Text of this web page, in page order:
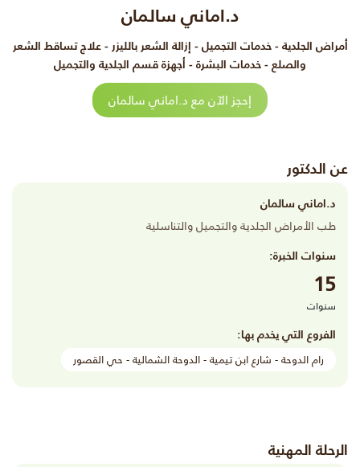
د.اماني سالمان
أمراض الجلدية - خدمات التجميل - إزالة الشعر بالليزر - علاج تساقط الشعر
والصلع - خدمات البشرة - أجهزة قسم الجلدية والتجميل
إحجز الآن مع د.اماني سالمان
عن الدكتور
د.اماني سالمان
طب الأمراض الجلدية والتجميل والتناسلية
سنوات الخبرة:
15
سنوات
الفروع التي يخدم بها:
رام الدوحة - شارع ابن تيمية - الدوحة الشمالية - حي القصور
الرحلة المهنية